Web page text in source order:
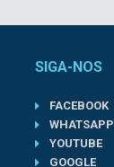
SIGA-NOS
FACEBOOK
WHATSAPP
YOUTUBE
GOOGLE